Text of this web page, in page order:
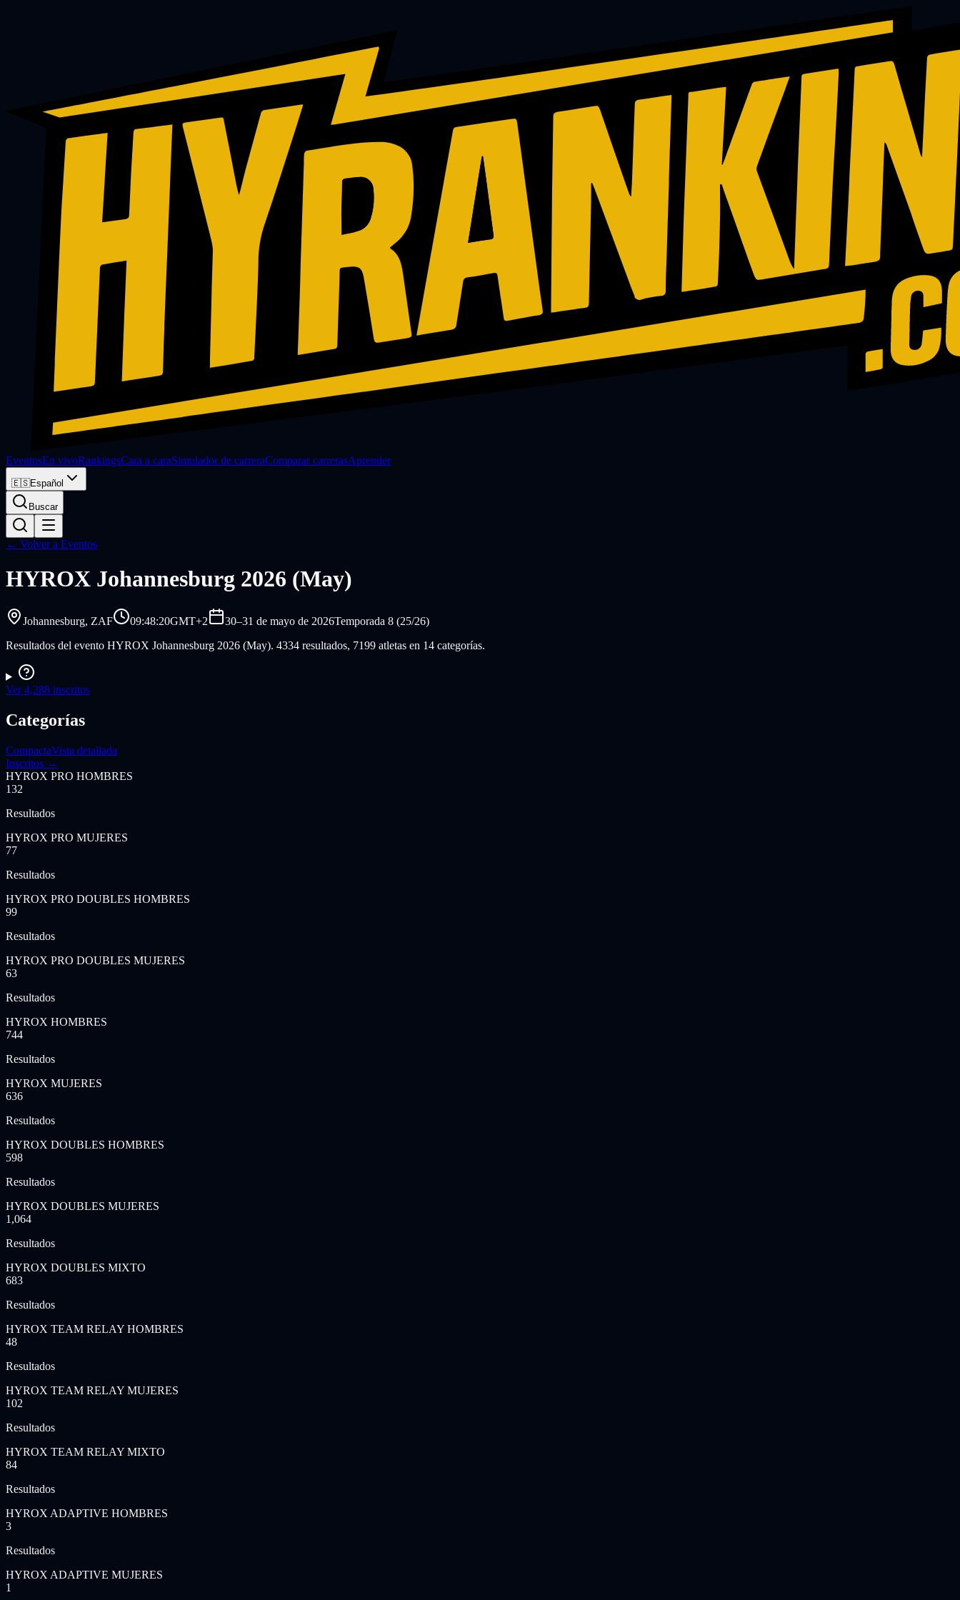
EventosEn vivoRankingsCara a caraSimulador de carreraComparar carrerasAprender
🇪🇸Español
Buscar
← Volver a Eventos
HYROX Johannesburg 2026 (May)
Johannesburg, ZAF 09:48:20GMT+2 30–31 de mayo de 2026Temporada 8 (25/26)
Resultados del evento HYROX Johannesburg 2026 (May). 4334 resultados, 7199 atletas en 14 categorías.
Ver 4,288 inscritos
Categorías
CompactaVista detallada
Inscritos →
HYROX PRO HOMBRES
132
Resultados
HYROX PRO MUJERES
77
Resultados
HYROX PRO DOUBLES HOMBRES
99
Resultados
HYROX PRO DOUBLES MUJERES
63
Resultados
HYROX HOMBRES
744
Resultados
HYROX MUJERES
636
Resultados
HYROX DOUBLES HOMBRES
598
Resultados
HYROX DOUBLES MUJERES
1,064
Resultados
HYROX DOUBLES MIXTO
683
Resultados
HYROX TEAM RELAY HOMBRES
48
Resultados
HYROX TEAM RELAY MUJERES
102
Resultados
HYROX TEAM RELAY MIXTO
84
Resultados
HYROX ADAPTIVE HOMBRES
3
Resultados
HYROX ADAPTIVE MUJERES
1